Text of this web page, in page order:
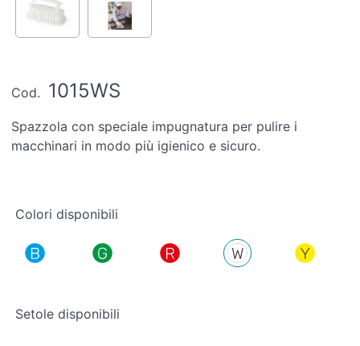
Cod. 1015WS
Spazzola con speciale impugnatura per pulire i
macchinari in modo più igienico e sicuro.
Colori disponibili
Setole disponibili